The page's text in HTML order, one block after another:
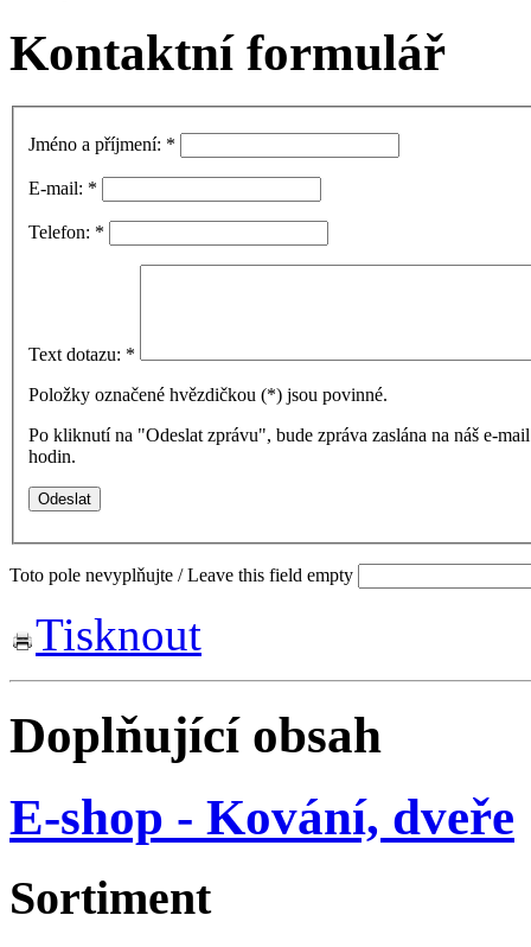
Kontaktní formulář
Jméno a příjmení: *
E-mail: *
Telefon: *
Text dotazu: *
Položky označené hvězdičkou (*) jsou povinné.
Po kliknutí na "Odeslat zprávu", bude zpráva zaslána na náš e-
hodin.
Toto pole nevyplňujte / Leave this field empty
Tisknout
Doplňující obsah
E-shop - Kování, dveře
Sortiment